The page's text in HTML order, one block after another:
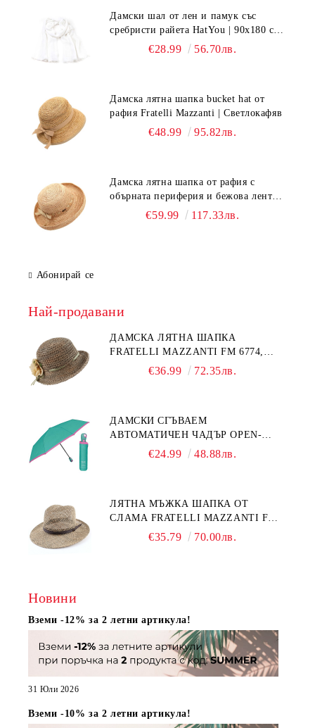
Дамски шал от лен и памук със
сребристи райета HatYou | 90x180 см |
€28.99 56.70лв.
Дамска лятна шапка bucket hat от
рафия Fratelli Mazzanti | Светлокафяв
€48.99 95.82лв.
Дамска лятна шапка от рафия с
обърната периферия и бежова лента
Fratelli Mazzanti | Натурален
€59.99 117.33лв.
Абонирай се
Най-продавани
ДАМСКА ЛЯТНА ШАПКА
FRATELLI MAZZANTI FM 6774,
НАТУРАЛЕН/ЖЪЛТО ЦВЕТЕ
€36.99 72.35лв.
ДАМСКИ СГЪВАЕМ
АВТОМАТИЧЕН ЧАДЪР OPEN-
CLOSE | PERLETTI TECHNOLOGY
€24.99 48.88лв.
ЛЯТНА МЪЖКА ШАПКА ОТ
СЛАМА FRATELLI MAZZANTI FM
7936, НАТУРАЛЕН
€35.79 70.00лв.
Новини
Вземи -12% за 2 летни артикула!
31 Юли 2026
Вземи -10% за 2 летни артикула!